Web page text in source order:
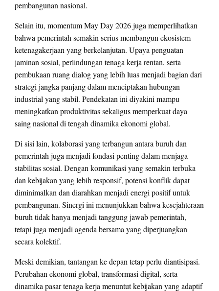
pembangunan nasional.
Selain itu, momentum May Day 2026 juga memperlihatkan
bahwa pemerintah semakin serius membangun ekosistem
ketenagakerjaan yang berkelanjutan. Upaya penguatan
jaminan sosial, perlindungan tenaga kerja rentan, serta
pembukaan ruang dialog yang lebih luas menjadi bagian dari
strategi jangka panjang dalam menciptakan hubungan
industrial yang stabil. Pendekatan ini diyakini mampu
meningkatkan produktivitas sekaligus memperkuat daya
saing nasional di tengah dinamika ekonomi global.
Di sisi lain, kolaborasi yang terbangun antara buruh dan
pemerintah juga menjadi fondasi penting dalam menjaga
stabilitas sosial. Dengan komunikasi yang semakin terbuka
dan kebijakan yang lebih responsif, potensi konflik dapat
diminimalkan dan diarahkan menjadi energi positif untuk
pembangunan. Sinergi ini menunjukkan bahwa kesejahteraan
buruh tidak hanya menjadi tanggung jawab pemerintah,
tetapi juga menjadi agenda bersama yang diperjuangkan
secara kolektif.
Meski demikian, tantangan ke depan tetap perlu diantisipasi.
Perubahan ekonomi global, transformasi digital, serta
dinamika pasar tenaga kerja menuntut kebijakan yang adaptif